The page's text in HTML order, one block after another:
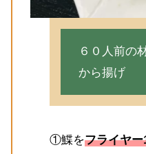
６０人前の
から揚げ
①鰈をフライヤ